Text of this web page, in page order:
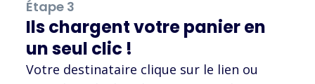
Étape 3
Ils chargent votre panier en
un seul clic !
Votre destinataire clique sur le lien ou